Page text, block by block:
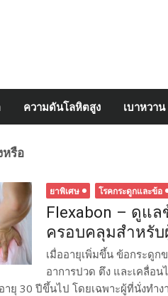
ความดันโลหิตสูง เบาหวาน
หรือ
ยาพิเศษ โรคกระดูกและข้อ
Flexabon – ดูแ
ครอบคลุมสำหรั
เมื่ออายุเพิ่มขึ้น ข้อกระดูก
อาการปวด ตึง และเคลื่อ
ยุ 30 ปีขึ้นไป โดยเฉพาะผู้ที่นั่งทำ